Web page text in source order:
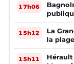
17h06
la
15h12
La
la
15h11